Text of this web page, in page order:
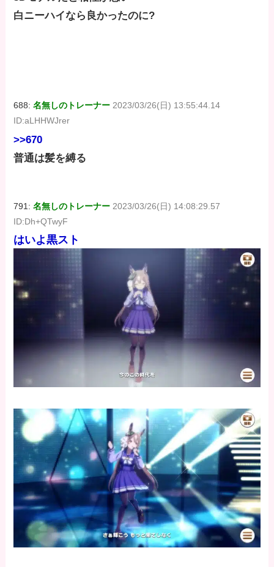
白ニーハイなら良かったのに?
688:名無しのトレーナー 2023/03/26(日) 13:55:44.14
ID:aLHHWJrer
>>670
普通は髪を縛る
791:名無しのトレーナー 2023/03/26(日) 14:08:29.57
ID:Dh+QTwyF
はいよ黒スト